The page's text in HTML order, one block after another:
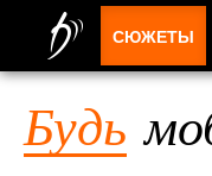
Будь
СЮЖЕТЫ
ПРИЛОЖЕНИЯ